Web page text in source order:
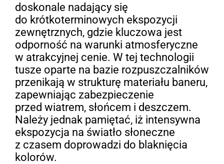
doskonale nadający się
do krótkoterminowych ekspozycji
zewnętrznych, gdzie kluczowa jest
odporność na warunki atmosferyczne
w atrakcyjnej cenie. W tej technologii
tusze oparte na bazie rozpuszczalników
przenikają w strukturę materiału baneru,
zapewniając zabezpieczenie
przed wiatrem, słońcem i deszczem.
Należy jednak pamiętać, iż intensywna
ekspozycja na światło słoneczne
z czasem doprowadzi do blaknięcia
kolorów.